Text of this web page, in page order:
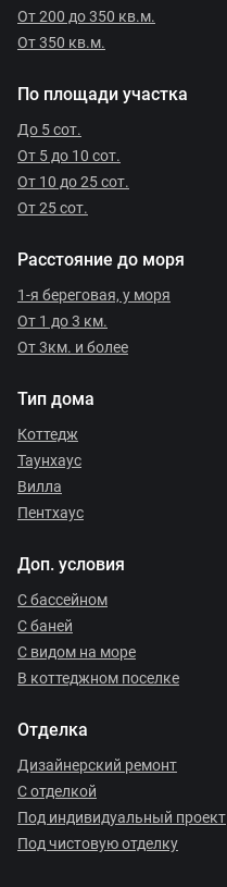
От 200 до 350 кв.м.
От 350 кв.м.
По площади участка
До 5 сот.
От 5 до 10 сот.
От 10 до 25 сот.
От 25 сот.
Расстояние до моря
1-я береговая, у моря
От 1 до 3 км.
От 3км. и более
Тип дома
Коттедж
Таунхаус
Вилла
Пентхаус
Доп. условия
С бассейном
С баней
С видом на море
В коттеджном поселке
Отделка
Дизайнерский ремонт
С отделкой
Под индивидуальный проект
Под чистовую отделку